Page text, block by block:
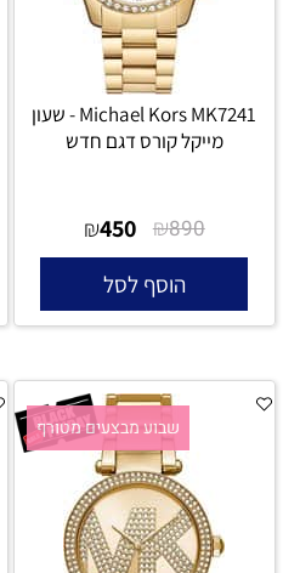
Michael Kors MK7241 - שעון
מייקל קורס דגם חדש
₪890
₪450
הוסף לסל
שבוע מבצעים מטורף